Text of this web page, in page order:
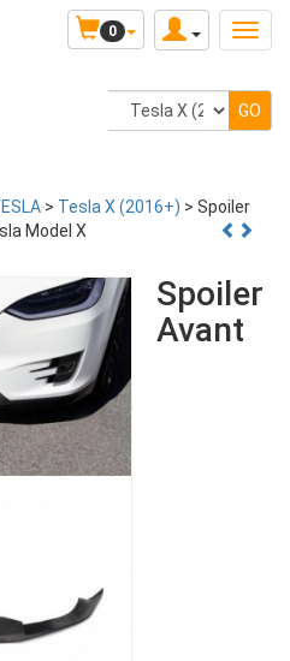
0
> Tesla X (2016+) > Spoiler
Model X
Spoiler
Avant